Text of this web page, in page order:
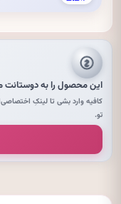
این محصول را به دوستانت
کافیه وارد بشی تا لینکِ
تو.